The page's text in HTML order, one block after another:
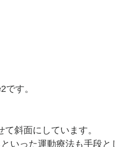
す。
斜面にしています。
いった運動療法も手段と